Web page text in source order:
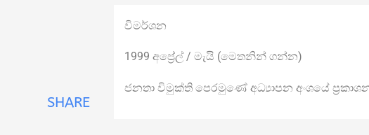
SHARE
විමර්ශන
1999 අප්‍රේල් / මැයි (මෙතනින් ගන්න)
ජනතා විමුක්ති පෙරමුණේ අධ්‍යාපන අංශයේ